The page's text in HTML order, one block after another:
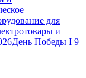
для
и
День Победы I 9